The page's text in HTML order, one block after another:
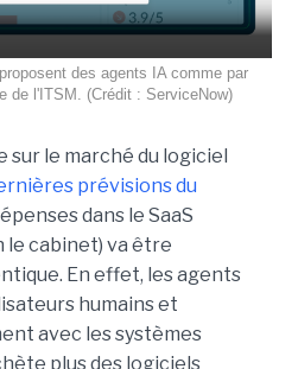
des agents IA comme par
de l'ITSM. (Crédit : ServiceNow)
sur le marché du logiciel
prévisions du
dans le SaaS
le cabinet) va être
En effet, les agents
humains et
avec les systèmes
plus des logiciels